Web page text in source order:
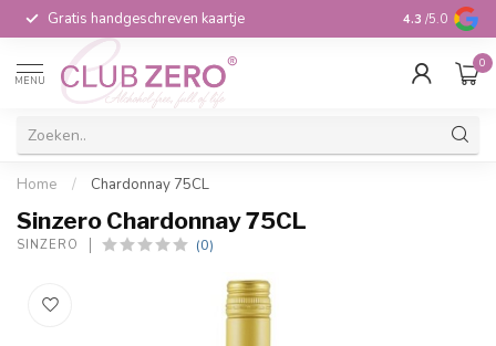
Gratis handgeschreven kaartje Voor 16:00
4.3 /5.0
MENU
0
Home / Chardonnay 75CL
Sinzero Chardonnay 75CL
SINZERO (0)